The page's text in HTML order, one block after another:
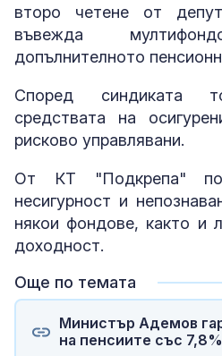
второ четене от
въвежда
допълнителното
Според синдиката
средствата на
рисково управлявани.
От КТ "Подкрепа"
несигурност и
някои фондове, както и
доходност.
Още по темата
Министър Адемов
на пенсиите със